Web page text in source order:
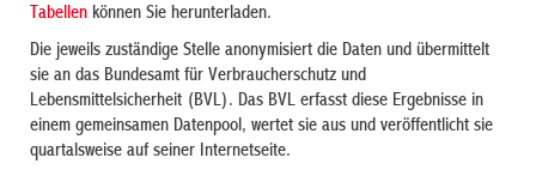
Tabellen können Sie herunterladen.
Die jeweils zuständige Stelle anonymisiert die Daten und übermittelt
sie an das Bundesamt für Verbraucherschutz und
Lebensmittelsicherheit (BVL). Das BVL erfasst diese Ergebnisse in
einem gemeinsamen Datenpool, wertet sie aus und veröffentlicht sie
quartalsweise auf seiner Internetseite.